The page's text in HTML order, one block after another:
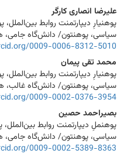
Main
Article
Content
علیرضا انصاری کارگر
پوهنیارِ دیپارتمنت روابط
سیاسی، پوهنتون/ دانش‌گاه جامی،
0009-0006-8312-5010
محمد تقی پیمان
پوهنیارِ دیپارتمنت روابط
سیاسی، پوهنتون/ دانش‌گاه غالب،
0009-0002-0376-3954
بصیراحمد حصین
پوهنملِ دیپارتمنت روابط
سیاسی، پوهنتون/ دانش‌گاه جامی‌،
0009-0002-5389-8363